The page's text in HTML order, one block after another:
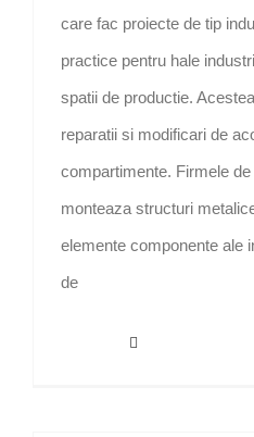
care fac proiecte de tip
practice pentru hale
spatii de productie.
reparatii si modificari de
compartimente. Firmele
monteaza structuri
elemente componente ale
de